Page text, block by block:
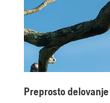
Preprosto delovanje